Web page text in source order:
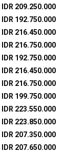
IDR 209.250.000
IDR 192.750.000
IDR 216.450.000
IDR 216.750.000
IDR 192.750.000
IDR 216.450.000
IDR 216.750.000
IDR 199.750.000
IDR 223.550.000
IDR 223.850.000
IDR 207.350.000
IDR 207.650.000